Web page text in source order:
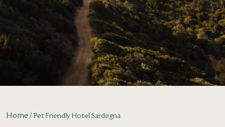
Home Pet Friendly Hotel Sardegna